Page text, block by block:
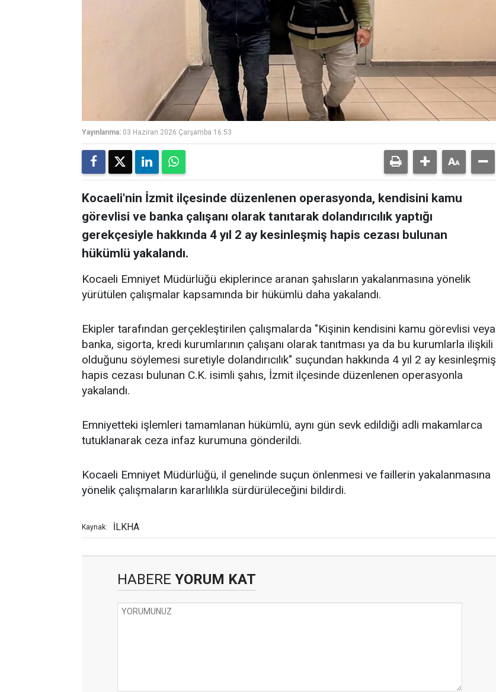
Yayınlanma: 03 Haziran 2026 Çarşamba 16:53
Kocaeli'nin İzmit ilçesinde düzenlenen operasyonda, kendisini kamu
görevlisi ve banka çalışanı olarak tanıtarak dolandırıcılık yaptığı
gerekçesiyle hakkında 4 yıl 2 ay kesinleşmiş hapis cezası bulunan
hükümlü yakalandı.
Kocaeli Emniyet Müdürlüğü ekiplerince aranan şahısların yakalanmasına yönelik
yürütülen çalışmalar kapsamında bir hükümlü daha yakalandı.
Ekipler tarafından gerçekleştirilen çalışmalarda "Kişinin kendisini kamu görevlisi veya
banka, sigorta, kredi kurumlarının çalışanı olarak tanıtması ya da bu kurumlarla ilişkili
olduğunu söylemesi suretiyle dolandırıcılık" suçundan hakkında 4 yıl 2 ay kesinleşmiş
hapis cezası bulunan C.K. isimli şahıs, İzmit ilçesinde düzenlenen operasyonla
yakalandı.
Emniyetteki işlemleri tamamlanan hükümlü, aynı gün sevk edildiği adli makamlarca
tutuklanarak ceza infaz kurumuna gönderildi.
Kocaeli Emniyet Müdürlüğü, il genelinde suçun önlenmesi ve faillerin yakalanmasına
yönelik çalışmaların kararlılıkla sürdürüleceğini bildirdi.
Kaynak: İLKHA
HABERE YORUM KAT